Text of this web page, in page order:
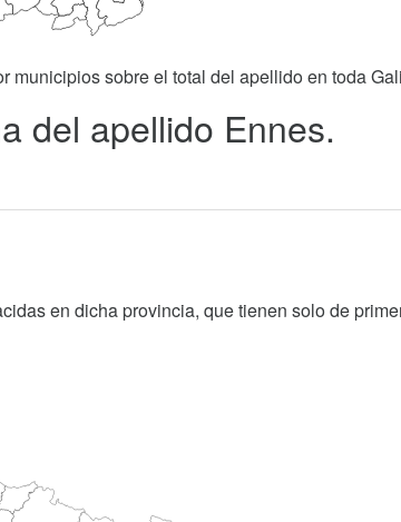
municipios sobre el total del apellido en toda
del apellido Ennes.
en dicha provincia, que tienen solo de